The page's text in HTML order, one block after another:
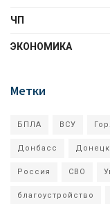
ЧП
ЭКОНОМИКА
Метки
БПЛА ВСУ
Донбасс Донецк
Россия СВО
благоустройство